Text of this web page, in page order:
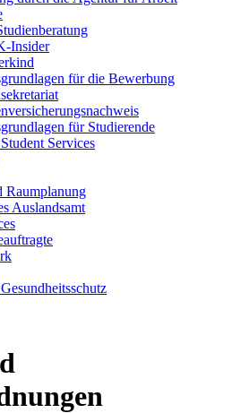
Insider
für die Bewerbung
für Studierende
Services
Raumplanung
Auslandsamt